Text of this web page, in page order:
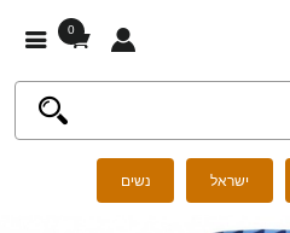
0
ישראל נשים